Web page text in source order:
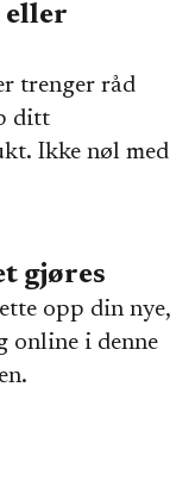
eller
trenger råd
ditt
Ikke nøl med
gjøres
opp din nye,
online i denne